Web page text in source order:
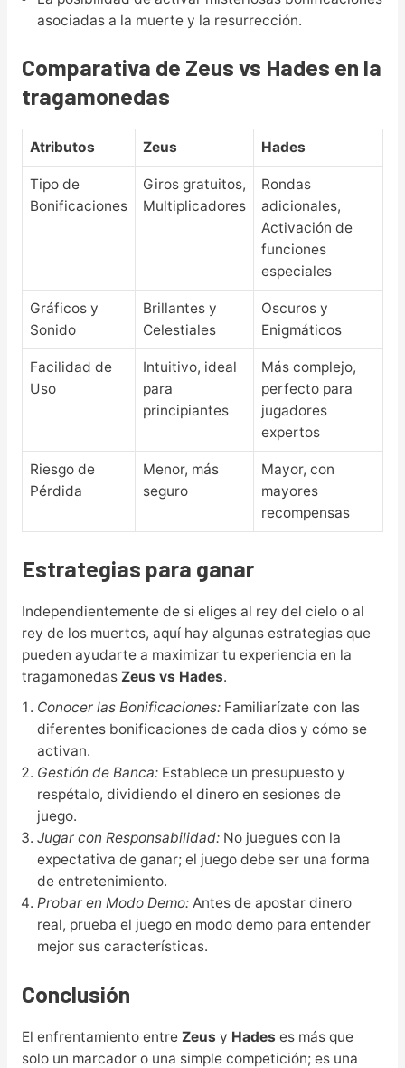
asociadas a la muerte y la resurrección.
Comparativa de Zeus vs Hades en la
tragamonedas
Atributos Zeus Hades
Tipo de
Bonificaciones
Giros gratuitos,
Multiplicadores
Rondas
adicionales,
Activación de
funciones
especiales
Gráficos y
Sonido
Brillantes y
Celestiales
Oscuros y
Enigmáticos
Facilidad de
Uso
Intuitivo, ideal
para
principiantes
Más complejo,
perfecto para
jugadores
expertos
Riesgo de
Pérdida
Menor, más
seguro
Mayor, con
mayores
recompensas
Estrategias para ganar
Independientemente de si eliges al rey del cielo o al
rey de los muertos, aquí hay algunas estrategias que
pueden ayudarte a maximizar tu experiencia en la
tragamonedas Zeus vs Hades.
Conocer las Bonificaciones:Familiarízate con las
diferentes bonificaciones de cada dios y cómo se
activan.
Gestión de Banca:Establece un presupuesto y
respétalo, dividiendo el dinero en sesiones de
juego.
Jugar con Responsabilidad:No juegues con la
expectativa de ganar; el juego debe ser una forma
de entretenimiento.
Probar en Modo Demo:Antes de apostar dinero
real, prueba el juego en modo demo para entender
mejor sus características.
Conclusión
El enfrentamiento entre Zeus y Hades es más que
solo un marcador o una simple competición; es una